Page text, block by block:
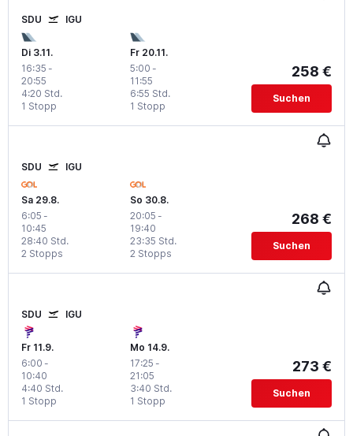
SDU IGU
Di 3.11.
16:35 -
20:55
1 Stopp
4:20 Std.
Fr 20.11.
5:00 -
11:55
1 Stopp
6:55 Std.
258 €
Suchen
SDU IGU
Sa 29.8.
6:05 -
10:45
2 Stopps
28:40 Std.
So 30.8.
20:05 -
19:40
2 Stopps
23:35 Std.
268 €
Suchen
SDU IGU
Fr 11.9.
6:00 -
10:40
1 Stopp
4:40 Std.
Mo 14.9.
17:25 -
21:05
1 Stopp
3:40 Std.
273 €
Suchen